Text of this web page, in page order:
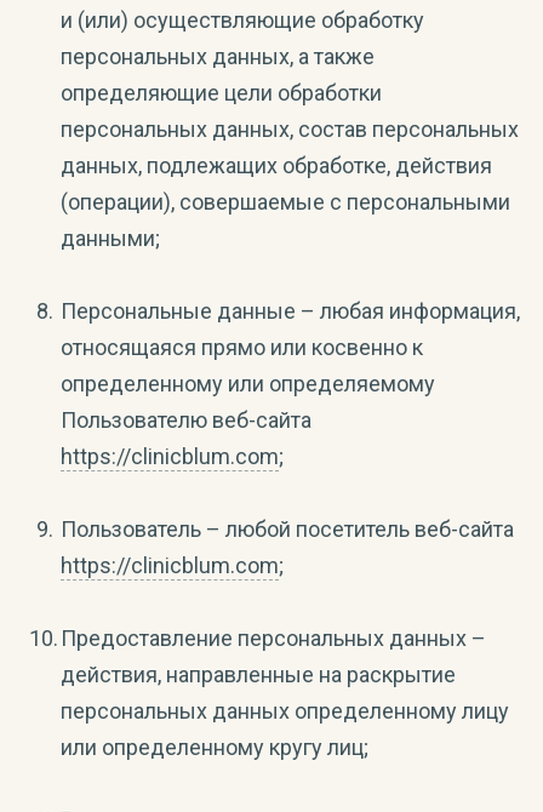
и (или) осуществляющие обработку
персональных данных, а также
определяющие цели обработки
персональных данных, состав персональных
данных, подлежащих обработке, действия
(операции), совершаемые с персональными
данными;
Персональные данные – любая информация,
относящаяся прямо или косвенно к
определенному или определяемому
Пользователю веб-сайта
https://clinicblum.com;
Пользователь – любой посетитель веб-сайта
https://clinicblum.com;
Предоставление персональных данных –
действия, направленные на раскрытие
персональных данных определенному лицу
или определенному кругу лиц;